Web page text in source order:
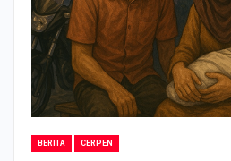
BERITA CERPEN